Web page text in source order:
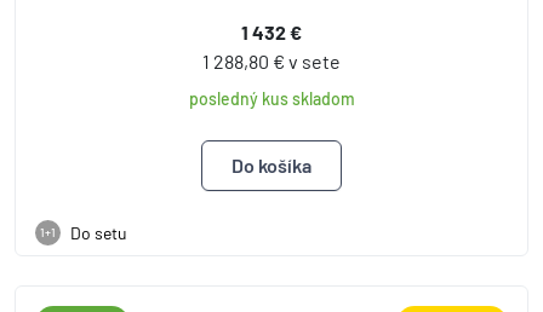
1 432 €
1 288,80 € v sete
posledný kus skladom
1+1 Do setu